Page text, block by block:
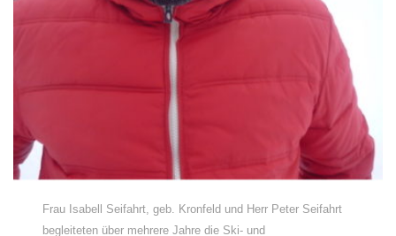
Frau Isabell Seifahrt, geb. Kronfeld und Herr Peter Seifahrt
begleiteten über mehrere Jahre die Ski- und